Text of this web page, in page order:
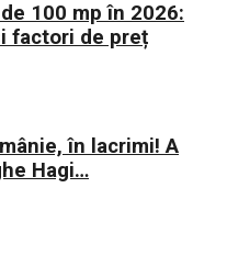
100 mp în 2026:
factori de preț
în lacrimi! A
Hagi…